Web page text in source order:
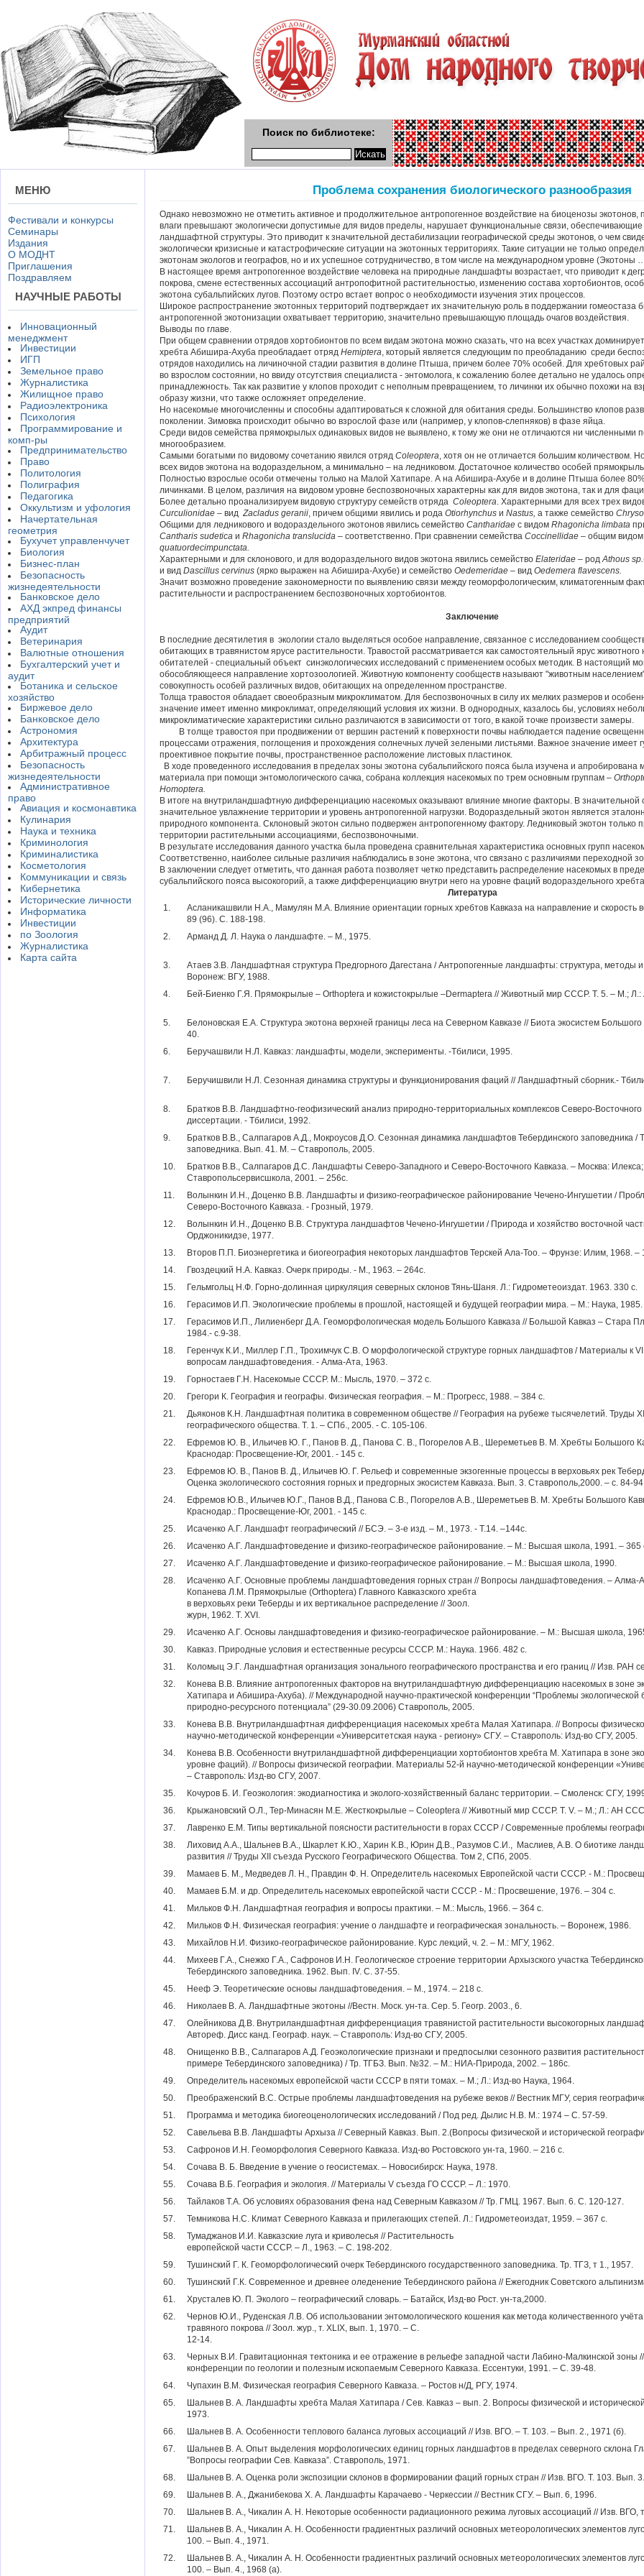
Поиск по библиотеке:
МЕНЮ
Фестивали и конкурсы
Семинары
Издания
О МОДНТ
Приглашения
Поздравляем
НАУЧНЫЕ РАБОТЫ
Инновационный
менеджмент
Инвестиции
ИГП
Земельное право
Журналистика
Жилищное право
Радиоэлектроника
Психология
Программирование и
комп-ры
Предпринимательство
Право
Политология
Полиграфия
Педагогика
Оккультизм и уфология
Начертательная
геометрия
Бухучет управленчучет
Биология
Бизнес-план
Безопасность
жизнедеятельности
Банковское дело
АХД экпред финансы
предприятий
Аудит
Ветеринария
Валютные отношения
Бухгалтерский учет и
аудит
Ботаника и сельское
хозяйство
Биржевое дело
Банковское дело
Астрономия
Архитектура
Арбитражный процесс
Безопасность
жизнедеятельности
Административное
право
Авиация и космонавтика
Кулинария
Наука и техника
Криминология
Криминалистика
Косметология
Коммуникации и связь
Кибернетика
Исторические личности
Информатика
Инвестиции
по Зоология
Журналистика
Карта сайта
Проблема сохранения биологического разнообразия
Однако невозможно не отметить активное и продолжительное антропогенное воздействие на биоценозы
влаги превышают экологически допустимые для видов пределы, нарушает функциональные связи,
ландшафтной структуры. Это приводит к значительной дестабилизации географической среды экотонов, о чем
экологически кризисные и катастрофические ситуации на экотонных территориях. Такие ситуации не только
экотонам экологов и географов, но и их успешное сотрудничество, в том числе на международном уровне (Экотоны
В настоящее время антропогенное воздействие человека на природные ландшафты возрастает, что приводит к
покрова, смене естественных ассоциаций антропофитной растительностью, изменению состава хортобионтов,
экотона субальпийских лугов. Поэтому остро встает вопрос о необходимости изучения этих процессов.
Широкое распространение экотонных территорий подтверждает их значительную роль в поддержании гомеостаза
антропогенной экотонизации охватывает территорию, значительно превышающую площадь очагов воздействия.
Выводы по главе.
При общем сравнении отрядов хортобионтов по всем видам экотона можно сказать, что на всех участках
хребта Абишира-Ахуба преобладает отряд Hemiptera, который является следующим по преобладанию среди
отрядов находились на личиночной стадии развития в долине Птыша, причем более 70% особей. Для хребтовых
во взрослом состоянии, но ввиду отсутствия специалиста - энтомолога, к сожалению более детально не удалось
принадлежность. Так как развитие у клопов проходит с неполным превращением, то личинки их обычно похожи на
образу жизни, что также осложняет определение.
Но насекомые многочисленны и способны адаптироваться к сложной для обитания среды. Большинство клопов
поколении. Зимовка происходит обычно во взрослой фазе или (например, у клопов-слепняков) в фазе яйца.
Среди видов семейства прямокрылых одинаковых видов не выявлено, к тому же они не отличаются ни численными
многообразием.
Самыми богатыми по видовому сочетанию явился отряд Coleoptera, хотя он не отличается большим количеством.
всех видов экотона на водораздельном, а минимально – на ледниковом. Достаточное количество особей
Полностью взрослые особи отмечены только на Малой Хатипаре. А на Абишира-Ахубе и в долине Птыша более
личинками. В целом, различия на видовом уровне беспозвоночных характерны как для видов экотона, так и для
Более детально проанализируем видовую структуру семейств отряда Coleoptera. Характерными для всех трех
Curculionidae – вид Zacladus geranii, причем общими явились и рода Otiorhynchus и Nastus, а также семейство
Общими для ледникового и водораздельного экотонов явились семейство Cantharidae с видом Rhagonicha limbata
Cantharis sudetica и Rhagonicha translucida – соответственно. При сравнении семейства Coccinellidae – общим
quatuordecimpunctata.
Характерными и для склонового, и для водораздельного видов экотона явились семейство Elateridae – родAthous sp.
и вид Dascillus cervinus (ярко выражен на Абишира-Ахубе) и семейство Oedemeridae – вид Oedemera flavescens.
Значит возможно проведение закономерности по выявлению связи между геоморфологическим, климатогенным
растительности и распространением беспозвоночных хортобионтов.
Заключение
В последние десятилетия в экологии стало выделяться особое направление, связанное с исследованием
обитающих в травянистом ярусе растительности. Травостой рассматривается как самостоятельный ярус
обитателей - специальный объект синэкологических исследований с применением особых методик. В настоящий
обособляющееся направление хортозоологией. Животную компоненту сообществ называют "животным
совокупность особей различных видов, обитающих на определенном пространстве.
Толща травостоя обладает своеобразным микроклиматом. Для беспозвоночных в силу их мелких размеров и
значение имеет именно микроклимат, определяющий условия их жизни. В однородных, казалось бы, условиях
микроклиматические характеристики сильно различаются в зависимости от того, в какой точке произвести замеры.
В толще травостоя при продвижении от вершин растений к поверхности почвы наблюдается падение
процессами отражения, поглощения и прохождения солнечных лучей зелеными листьями. Важное значение имеет
проективное покрытие почвы, пространственное расположение листовых пластинок.
В ходе проведенного исследования в пределах зоны экотона субальпийского пояса была изучена и апробирована
материала при помощи энтомологического сачка, собрана коллекция насекомых по трем основным группам –
Homoptera.
В итоге на внутриландшафтную дифференциацию насекомых оказывают влияние многие факторы. В значительной
значительное увлажнение территории и уровень антропогенной нагрузки. Водораздельный экотон является
природного компонента. Склоновый экотон сильно подвержен антропогенному фактору. Ледниковый экотон только
территории растительными ассоциациями, беспозвоночными.
В результате исследования данного участка была проведена сравнительная характеристика основных групп
Соответственно, наиболее сильные различия наблюдались в зоне экотона, что связано с различиями переходной
В заключении следует отметить, что данная работа позволяет четко представить распределение насекомых в
субальпийского пояса высокогорий, а также дифференциацию внутри него на уровне фаций водораздельного
Литература
1.
Асланикашвили Н.А., Мамулян М.А. Влияние ориентации горных хребтов Кавказа на направление и
89 (96). С. 188-198.
2.
Арманд Д. Л. Наука о ландшафте. – М., 1975.
3.
Атаев З.В. Ландшафтная структура Предгорного Дагестана / Антропогенные ландшафты: структура, методы
Воронеж: ВГУ, 1988.
4.
Бей-Биенко Г.Я. Прямокрылые – Orthoptera и кожистокрылые –Dermaptera // Животный мир СССР. Т. 5. – М.;
5.
Белоновская Е.А. Структура экотона верхней границы леса на Северном Кавказе // Биота экосистем
40.
6.
Беручашвили Н.Л. Кавказ: ландшафты, модели, эксперименты. -Тбилиси, 1995.
7. Беручишвили Н.Л. Сезонная динамика структуры и функционирования фаций // Ландшафтный сборник.-
8.
Братков В.В. Ландшафтно-геофизический анализ природно-территориальных комплексов Северо-
диссертации. - Тбилиси, 1992.
9.
Братков В.В., Салпагаров А.Д., Мокроусов Д.О. Сезонная динамика ландшафтов Тебердинского заповедника /
заповедника. Вып. 41. М. – Ставрополь, 2005.
10.
Братков В.В., Салпагаров Д.С. Ландшафты Северо-Западного и Северо-Восточного Кавказа. – Москва:
Ставропольсервисшкола, 2001. – 256с.
11.
Волынкин И.Н., Доценко В.В. Ландшафты и физико-географическое районирование Чечено-Ингушетии /
Северо-Восточного Кавказа. - Грозный, 1979.
12.
Волынкин И.Н., Доценко В.В. Структура ландшафтов Чечено-Ингушетии / Природа и хозяйство восточной
Орджоникидзе, 1977.
13.
Второв П.П. Биоэнергетика и биогеография некоторых ландшафтов Терскей Ала-Тоо. – Фрунзе: Илим, 1968. –
14.
Гвоздецкий Н.А. Кавказ. Очерк природы. - М., 1963. – 264с.
15.
Гельмгольц Н.Ф. Горно-долинная циркуляция северных склонов Тянь-Шаня. Л.: Гидрометеоиздат. 1963. 330 с.
16.
Герасимов И.П. Экологические проблемы в прошлой, настоящей и будущей географии мира. – М.: Наука, 1985.
17.
Герасимов И.П., Лилиенберг Д.А. Геоморфологическая модель Большого Кавказа // Большой Кавказ – Стара
1984.- с.9-38.
18.
Геренчук К.И., Миллер Г.П., Трохимчук С.В. О морфологической структуре горных ландшафтов / Материалы к
вопросам ландшафтоведения. - Алма-Ата, 1963.
19.
Горностаев Г.Н. Насекомые СССР. М.: Мысль, 1970. – 372 с.
20.
Грегори К. География и географы. Физическая география. – М.: Прогресс, 1988. – 384 с.
21.
Дьяконов К.Н. Ландшафтная политика в современном обществе // География на рубеже тысячелетий. Труды
географического общества. Т. 1. – СПб., 2005. - С. 105-106.
22.
Ефремов Ю. В., Ильичев Ю. Г., Панов В. Д., Панова С. В., Погорелов А.В., Шереметьев В. М. Хребты Большого
Краснодар: Просвещение-Юг, 2001. - 145 с.
23.
Ефремов Ю. В., Панов В. Д., Ильичев Ю. Г. Рельеф и современные экзогенные процессы в верховьях рек
Оценка экологического состояния горных и предгорных экосистем Кавказа. Вып. 3. Ставрополь,2000. – с. 84-
24.
Ефремов Ю.В., Ильичев Ю.Г., Панов В.Д., Панова С.В., Погорелов А.В., Шереметьев В. М. Хребты Большого
Краснодар.: Просвещение-Юг, 2001. - 145 с.
25.
Исаченко А.Г. Ландшафт географический // БСЭ. – 3-е изд. – М., 1973. - Т.14. –144с.
26.
Исаченко А.Г. Ландшафтоведение и физико-географическое районирование. – М.: Высшая школа, 1991. – 365
27.
Исаченко А.Г. Ландшафтоведение и физико-географическое районирование. – М.: Высшая школа, 1990.
28.
Исаченко А.Г. Основные проблемы ландшафтоведения горных стран // Вопросы ландшафтоведения. – Алма-
Копанева Л.М. Прямокрылые (Orthoptera) Главного Кавказского хребта
в верховьях реки Теберды и их вертикальное распределение // Зоол.
журн, 1962. Т. XVI.
29.
Исаченко А.Г. Основы ландшафтоведения и физико-географическое районирование. – М.: Высшая школа,
30.
Кавказ. Природные условия и естественные ресурсы СССР. М.: Наука. 1966. 482 с.
31.
Коломыц Э.Г. Ландшафтная организация зонального географического пространства и его границ // Изв. РАН
32.
Конева В.В. Влияние антропогенных факторов на внутриландшафтную дифференциацию насекомых в зоне
Хатипара и Абишира-Ахуба). // Международной научно-практической конференции “Проблемы экологической
природно-ресурсного потенциала” (29-30.09.2006) Ставрополь, 2005.
33.
Конева В.В. Внутриландшафтная дифференциация насекомых хребта Малая Хатипара. // Вопросы
научно-методической конференции «Университетская наука - региону» СГУ. – Ставрополь: Изд-во СГУ, 2005.
34.
Конева В.В. Особенности внутриландшафтной дифференциации хортобионтов хребта М. Хатипара в зоне
уровне фаций). // Вопросы физической географии. Материалы 52-й научно-методической конференции
– Ставрополь: Изд-во СГУ, 2007.
35.
Кочуров Б. И. Геоэкология: экодиагностика и эколого-хозяйственный баланс территории. – Смоленск: СГУ,
36.
Крыжановский О.Л., Тер-Минасян М.Е. Жесткокрылые – Coleoptera // Животный мир СССР. Т. V. – М.; Л.: АН
37.
Лавренко Е.М. Типы вертикальной поясности растительности в горах СССР / Современные проблемы
38.
Лиховид А.А., Шальнев В.А., Шкарлет К.Ю., Харин К.В., Юрин Д.В., Разумов С.И., Маслиев, А.В. О биотике
развития // Труды XII съезда Русского Географического Общества. Том 2, СПб, 2005.
39.
Мамаев Б. М., Медведев Л. Н., Правдин Ф. Н. Определитель насекомых Европейской части СССР. - М.:
40.
Мамаев Б.М. и др. Определитель насекомых европейской части СССР. - М.: Просвешение, 1976. – 304 с.
41.
Мильков Ф.Н. Ландшафтная география и вопросы практики. – М.: Мысль, 1966. – 364 с.
42.
Мильков Ф.Н. Физическая география: учение о ландшафте и географическая зональность. – Воронеж, 1986.
43.
Михайлов Н.И. Физико-географическое районирование. Курс лекций, ч. 2. – М.: МГУ, 1962.
44.
Михеев Г.А., Снежко Г.А., Сафронов И.Н. Геологическое строение территории Архызского участка
Тебердинского заповедника. 1962. Вып. IV. С. 37-55.
45.
Нееф Э. Теоретические основы ландшафтоведения. – М., 1974. – 218 с.
46.
Николаев В. А. Ландшафтные экотоны //Вестн. Моск. ун-та. Сер. 5. Геогр. 2003., 6.
47.
Олейникова Д.В. Внутриландшафтная дифференциация травянистой растительности высокогорных
Автореф. Дисс канд. Географ. наук. – Ставрополь: Изд-во СГУ, 2005.
48.
Онищенко В.В., Салпагаров А.Д. Геоэкологические признаки и предпосылки сезонного развития
примере Тебердинского заповедника) / Тр. ТГБЗ. Вып. №32. – М.: НИА-Природа, 2002. – 186с.
49.
Определитель насекомых европейской части СССР в пяти томах. – М.; Л.: Изд-во Наука, 1964.
50.
Преображенский В.С. Острые проблемы ландшафтоведения на рубеже веков // Вестник МГУ, серия
51.
Программа и методика биогеоценологических исследований / Под ред. Дылис Н.В. М.: 1974 – С. 57-59.
52.
Савельева В.В. Ландшафты Архыза // Северный Кавказ. Вып. 2.(Вопросы физической и исторической
53.
Сафронов И.Н. Геоморфология Северного Кавказа. Изд-во Ростовского ун-та, 1960. – 216 с.
54.
Сочава В. Б. Введение в учение о геосистемах. – Новосибирск: Наука, 1978.
55.
Сочава В.Б. География и экология. // Материалы V съезда ГО СССР. – Л.: 1970.
56.
Тайлаков Т.А. Об условиях образования фена над Северным Кавказом // Тр. ГМЦ. 1967. Вып. 6. С. 120-127.
57.
Темникова Н.С. Климат Северного Кавказа и прилегающих степей. Л.: Гидрометеоиздат, 1959. – 367 с.
58.
Тумаджанов И.И. Кавказские луга и криволесья // Растительность
европейской части СССР. – Л., 1963. – С. 198-202.
59.
Тушинский Г. К. Геоморфологический очерк Тебердинского государственного заповедника. Тр. ТГЗ, т 1., 1957.
60.
Тушинский Г.К. Современное и древнее оледенение Тебердинского района // Ежегодник Советского
61.
Хрусталев Ю. П. Эколого – географический словарь. – Батайск, Изд-во Рост. ун-та,2000.
62.
Чернов Ю.И., Руденская Л.В. Об использовании энтомологического кошения как метода количественного
травяного покрова // Зоол. жур., т. XLIX, вып. 1, 1970. – С.
12-14.
63.
Черных В.И. Гравитационная тектоника и ее отражение в рельефе западной части Лабино-Малкинской зоны
конференции по геологии и полезным ископаемым Северного Кавказа. Ессентуки, 1991. – С. 39-48.
64.
Чупахин В.М. Физическая география Северного Кавказа. – Ростов н/Д, РГУ, 1974.
65.
Шальнев В. А. Ландшафты хребта Малая Хатипара / Сев. Кавказ – вып. 2. Вопросы физической и
1973.
66.
Шальнев В. А. Особенности теплового баланса луговых ассоциаций // Изв. ВГО. – Т. 103. – Вып. 2., 1971 (б).
67.
Шальнев В. А. Опыт выделения морфологических единиц горных ландшафтов в пределах северного склона
”Вопросы географии Сев. Кавказа”. Ставрополь, 1971.
68.
Шальнев В. А. Оценка роли экспозиции склонов в формировании фаций горных стран // Изв. ВГО. Т. 103. Вып.
69.
Шальнев В. А., Джанибекова Х. А. Ландшафты Карачаево - Черкессии // Вестник СГУ. – Вып. 6, 1996.
70.
Шальнев В. А., Чикалин А. Н. Некоторые особенности радиационного режима луговых ассоциаций // Изв. ВГО,
71.
Шальнев В. А., Чикалин А. Н. Особенности градиентных различий основных метеорологических элементов
100. – Вып. 4., 1971.
72.
Шальнев В. А., Чикалин А. Н. Особенности градиентных различий основных метеорологических элементов
100. – Вып. 4., 1968 (а).